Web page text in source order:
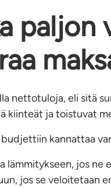
paljon
nettotuloja, eli sitä
kiinteät ja toistuvat
kannattaa
lämmitykseen, jos ne
jos se veloitetaan